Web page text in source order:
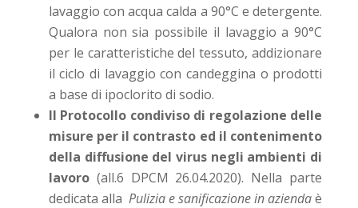
lavaggio con acqua calda a 90°C e detergente.
Qualora non sia possibile il lavaggio a 90°C
per le caratteristiche del tessuto, addizionare
il ciclo di lavaggio con candeggina o prodotti
a base di ipoclorito di sodio.
Il Protocollo condiviso di regolazione delle
misure per il contrasto ed il contenimento
della diffusione del virus negli ambienti di
lavoro(all.6 DPCM 26.04.2020). Nella parte
dedicata alla Pulizia e sanificazione in aziendaè